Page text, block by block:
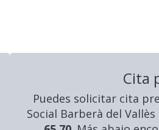
Cita
Puedes solicitar cita
Social Barberà del